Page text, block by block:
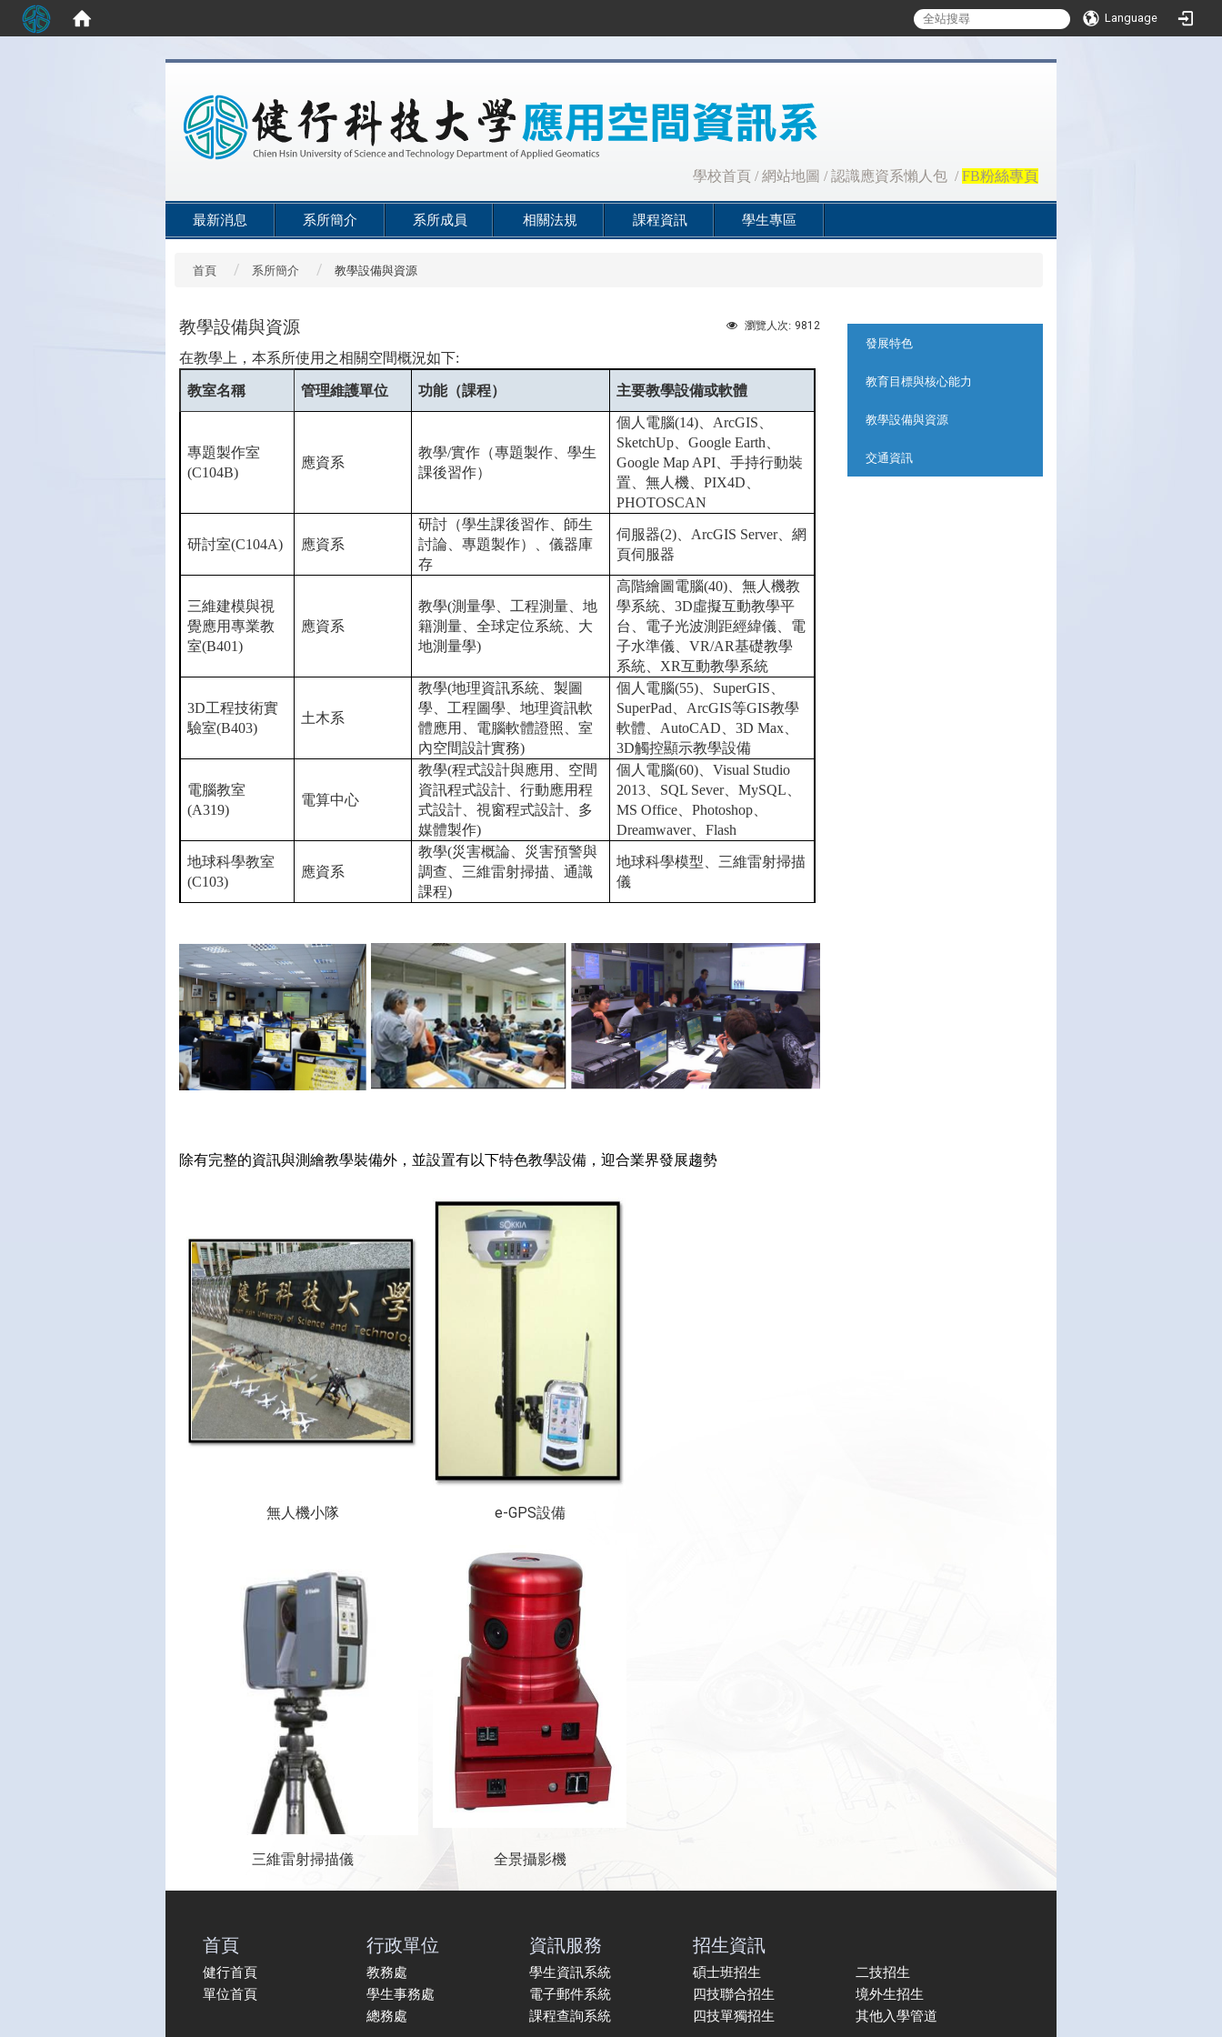
Language
學校首頁 /網站地圖 /認識應資系懶人包 /FB粉絲專頁
最新消息 系所簡介 系所成員 相關法規 課程資訊 學生專區
首頁 系所簡介 教學設備與資源
瀏覽人次: 9812
教學設備與資源
在教學上，本系所使用之相關空間概況如下:
教室名稱 管理維護單位 功能（課程） 主要教學設備或軟體
專題製作室
(C104B)
應資系
教學/實作（專題製作、學生
課後習作）
個人電腦(14) ArcGIS
SketchUp 、Google Earth
Google Map API 、手持行動裝
置、無人機、PIX4D
PHOTOSCAN
研討室(C104A) 應資系
研討（學生課後習作、師生
討論、專題製作）、儀器庫
存
伺服器(2) ArcGIS Server、網
頁伺服器
三維建模與視
覺應用專業教
室(B401)
應資系
教學(測量學、工程測量、地
籍測量、全球定位系統、大
地測量學)
高階繪圖電腦(40) 、無人機教
學系統、3D虛擬互動教學平
台、電子光波測距經緯儀、電
子水準儀、VR/AR基礎教學
系統、 XR互動教學系統
3D工程技術實
驗室(B403)
土木系
教學(地理資訊系統、製圖
學、工程圖學、地理資訊軟
體應用、電腦軟體證照、室
內空間設計實務)
個人電腦(55) SuperGIS
SuperPad
ArcGIS等GIS教學
軟體、 AutoCAD 、3D Max
3D觸控顯示教學設備
電腦教室
(A319)
電算中心
教學(程式設計與應用、空間
資訊程式設計、行動應用程
式設計、視窗程式設計、多
媒體製作)
個人電腦(60) 、Visual Studio
2013
SQL Sever、MySQL
MS Office 、Photoshop
Dreamwaver、Flash
地球科學教室
(C103)
應資系
教學(災害概論、災害預警與
調查、三維雷射掃描、通識
課程)
地球科學模型、三維雷射掃描
儀
除有完整的資訊與測繪教學裝備外，並設置有以下特色教學設備，迎合業界發展趨勢
無人機小隊 e-GPS設備
三維雷射掃描儀 全景攝影機
發展特色
教育目標與核心能力
教學設備與資源
交通資訊
首頁
健行首頁
單位首頁
行政單位
教務處
學生事務處
總務處
資訊服務
學生資訊系統
電子郵件系統
課程查詢系統
招生資訊
碩士班招生
四技聯合招生
四技單獨招生
二技招生
境外生招生
其他入學管道